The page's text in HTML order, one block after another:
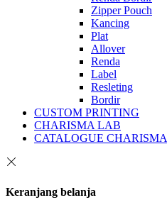
Zipper Pouch
Kancing
Plat
Allover
Renda
Label
Resleting
Bordir
CUSTOM PRINTING
CHARISMA LAB
CATALOGUE CHARISMA
Keranjang belanja